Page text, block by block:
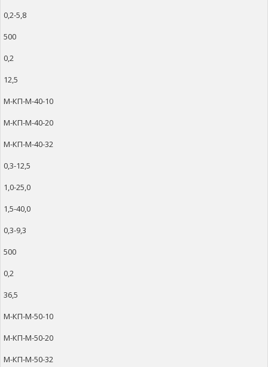
0,2-5,8
500
0,2
12,5
М-КП-М-40-10
М-КП-М-40-20
М-КП-М-40-32
0,3-12,5
1,0-25,0
1,5-40,0
0,3-9,3
500
0,2
36,5
М-КП-М-50-10
М-КП-М-50-20
М-КП-М-50-32